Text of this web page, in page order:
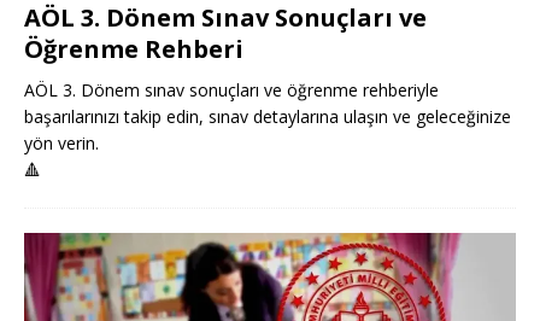
AÖL 3. Dönem Sınav Sonuçları ve
Öğrenme Rehberi
AÖL 3. Dönem sınav sonuçları ve öğrenme rehberiyle
başarılarınızı takip edin, sınav detaylarına ulaşın ve geleceğinize
yön verin.
🔺